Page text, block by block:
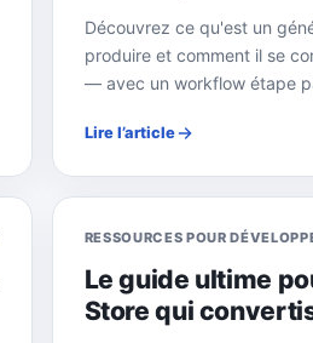
Découvrez ce qu'est un
produire et comment il se
— avec un workflow étape
Lire l’article
RESSOURCES POUR
Le guide ultime
Store qui